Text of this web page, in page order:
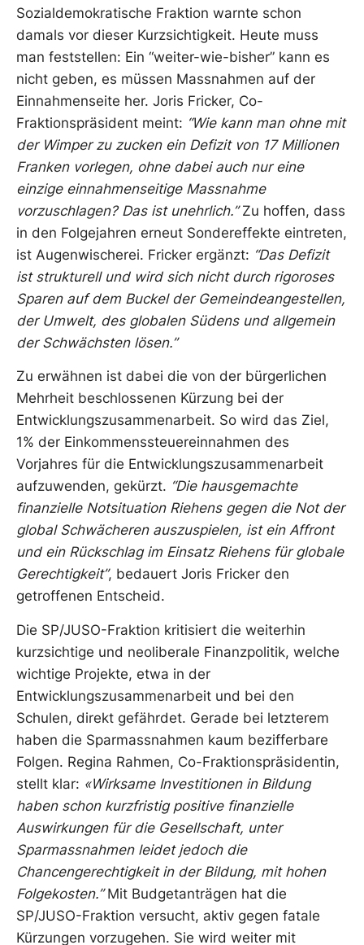
Sozialdemokratische Fraktion warnte schon
damals vor dieser Kurzsichtigkeit. Heute muss
man feststellen: Ein “weiter-wie-bisher” kann es
nicht geben, es müssen Massnahmen auf der
Einnahmenseite her. Joris Fricker, Co-
Fraktionspräsident meint: “Wie kann man ohne mit
der Wimper zu zucken ein Defizit von 17 Millionen
Franken vorlegen, ohne dabei auch nur eine
einzige einnahmenseitige Massnahme
vorzuschlagen? Das ist unehrlich.”Zu hoffen, dass
in den Folgejahren erneut Sondereffekte eintreten,
ist Augenwischerei. Fricker ergänzt: “Das Defizit
ist strukturell und wird sich nicht durch rigoroses
Sparen auf dem Buckel der Gemeindeangestellen,
der Umwelt, des globalen Südens und allgemein
der Schwächsten lösen.”
Zu erwähnen ist dabei die von der bürgerlichen
Mehrheit beschlossenen Kürzung bei der
Entwicklungszusammenarbeit. So wird das Ziel,
1% der Einkommenssteuereinnahmen des
Vorjahres für die Entwicklungszusammenarbeit
aufzuwenden, gekürzt. “Die hausgemachte
finanzielle Notsituation Riehens gegen die Not der
global Schwächeren auszuspielen, ist ein Affront
und ein Rückschlag im Einsatz Riehens für globale
Gerechtigkeit”, bedauert Joris Fricker den
getroffenen Entscheid.
Die SP/JUSO-Fraktion kritisiert die weiterhin
kurzsichtige und neoliberale Finanzpolitik, welche
wichtige Projekte, etwa in der
Entwicklungszusammenarbeit und bei den
Schulen, direkt gefährdet. Gerade bei letzterem
haben die Sparmassnahmen kaum bezifferbare
Folgen. Regina Rahmen, Co-Fraktionspräsidentin,
stellt klar: «Wirksame Investitionen in Bildung
haben schon kurzfristig positive finanzielle
Auswirkungen für die Gesellschaft, unter
Sparmassnahmen leidet jedoch die
Chancengerechtigkeit in der Bildung, mit hohen
Folgekosten.”Mit Budgetanträgen hat die
SP/JUSO-Fraktion versucht, aktiv gegen fatale
Kürzungen vorzugehen. Sie wird weiter mit